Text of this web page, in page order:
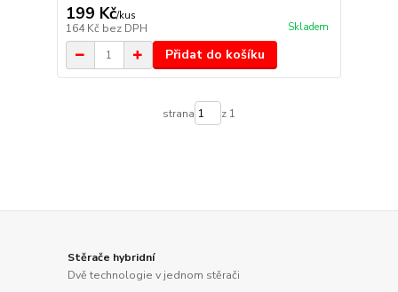
199 Kč/kus
164 Kč bez DPH Skladem
Přidat do košíku
strana z 1
Stěrače hybridní
Dvě technologie v jednom stěrači